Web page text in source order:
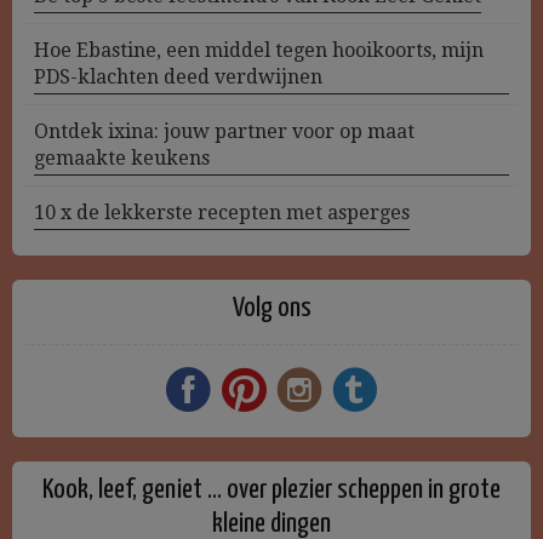
Hoe Ebastine, een middel tegen hooikoorts, mijn
PDS-klachten deed verdwijnen
Ontdek ixina: jouw partner voor op maat
gemaakte keukens
10 x de lekkerste recepten met asperges
Volg ons
Kook, leef, geniet … over plezier scheppen in grote
kleine dingen